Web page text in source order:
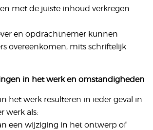
met de juiste inhoud verkregen
en opdrachtnemer kunnen
overeenkomen, mits schriftelijk
in het werk en omstandigheden
het werk resulteren in ieder geval in
werk als:
een wijziging in het ontwerp of